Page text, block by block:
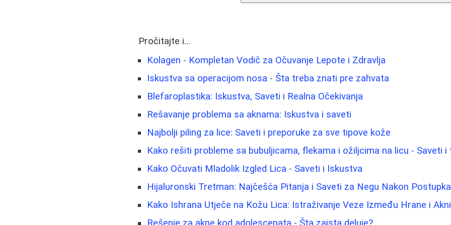
Pročitajte i...
Kolagen - Kompletan Vodič za Očuvanje Lepote i Zdravlja
Iskustva sa operacijom nosa - Šta treba znati pre zahvata
Blefaroplastika: Iskustva, Saveti i Realna Očekivanja
Rešavanje problema sa aknama: Iskustva i saveti
Najbolji piling za lice: Saveti i preporuke za sve tipove kože
Kako rešiti probleme sa bubuljicama, flekama i ožiljcima na licu - Saveti i
Kako Očuvati Mladolik Izgled Lica - Saveti i Iskustva
Hijaluronski Tretman: Najčešća Pitanja i Saveti za Negu Nakon Postupka
Kako Ishrana Utječe na Kožu Lica: Istraživanje Veze Između Hrane i Akni